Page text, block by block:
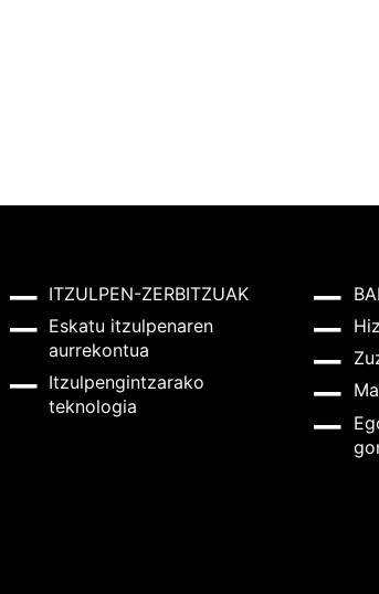
ITZULPEN-ZERBITZUAK
Eskatu itzulpenaren
aurrekontua
Itzulpengintzarako
teknologia